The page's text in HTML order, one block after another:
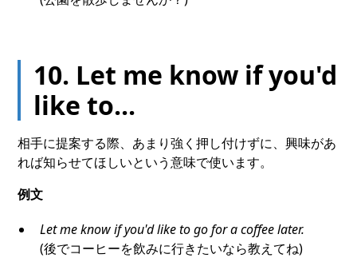
10. Let me know if you'd
like to...
相手に提案する際、あまり強く押し付けずに、興味があ
れば知らせてほしいという意味で使います。
例文
Let me know if you'd like to go for a coffee later.
(後でコーヒーを飲みに行きたいなら教えてね)